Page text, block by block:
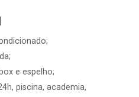
e espelho;
piscina, academia,